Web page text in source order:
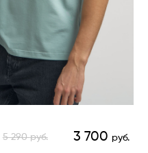
5 290руб. 3 700 руб.